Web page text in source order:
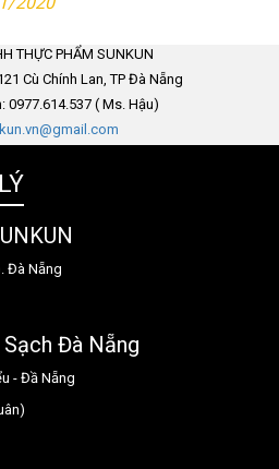
THỰC PHẨM SUNKUN
Cù Chính Lan, TP Đà Nẵng
( Ms. Hậu)
Đà Nẵng
Đà Nẵng
- Đầ Nẵng